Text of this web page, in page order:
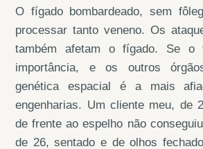
O fígado bombardeado, sem
processar tanto veneno. Os
também afetam o fígado. Se o
importância, e os outros
genética espacial é a mais
engenharias. Um cliente meu, de
de frente ao espelho não
de 26, sentado e de olhos